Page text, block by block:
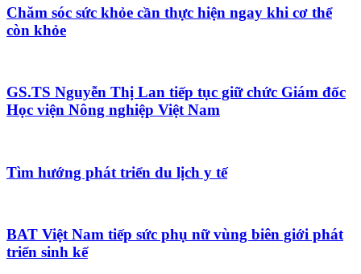
Chăm sóc sức khỏe cần thực hiện ngay khi cơ thể
còn khỏe
GS.TS Nguyễn Thị Lan tiếp tục giữ chức Giám đốc
Học viện Nông nghiệp Việt Nam
Tìm hướng phát triển du lịch y tế
BAT Việt Nam tiếp sức phụ nữ vùng biên giới phát
triển sinh kế